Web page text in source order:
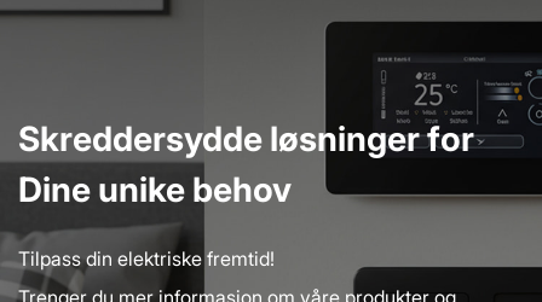
Skreddersydde løsninger for
Dine unike behov
Tilpass din elektriske fremtid!
Trenger du mer informasjon om våre produkter og